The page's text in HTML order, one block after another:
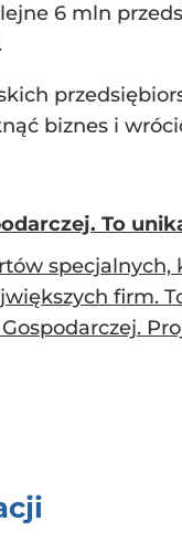
6 mln
biznes i
To
firm.